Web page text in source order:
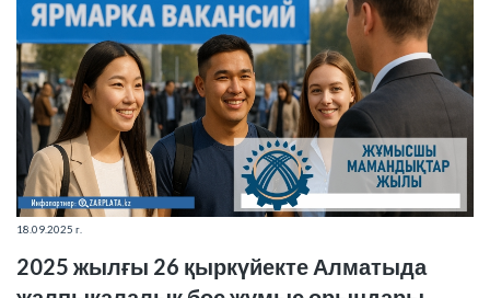
18.09.2025 г.
2025 жылғы 26 қыркүйекте Алматыда